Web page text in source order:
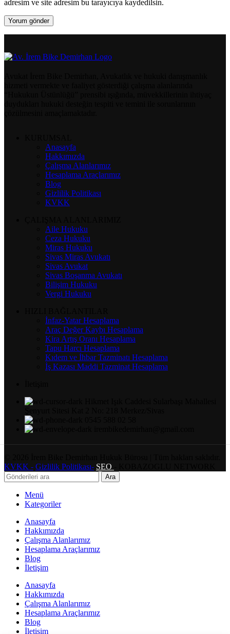
adresim ve site adresim bu tarayıcıya kaydedilsin.
Anasayfa
Hakkımızda
Çalışma Alanlarımız
Hesaplama Araçlarımız
Blog
Gizlilik Politikası
KVKK
Aile Hukuku
Ceza Hukuku
Miras Hukuku
Sivas Miras Avukatı
Sivas Avukat
Sivas Boşanma Avukatı
Bilişim Hukuku
Vergi Hukuku
İnfaz-Yatar Hesaplama
Araç Değer Kaybı Hesaplama
Kira Artış Oranı Hesaplama
Tapu Harcı Hesaplama
Kıdem ve İhbar Tazminatı Hesaplama
İş Kazası Maddi Tazminat Hesaplama
KVKK - Gizlilik Politikası- SEO
Ara
Menü
Kategoriler
Anasayfa
Hakkımızda
Çalışma Alanlarımız
Hesaplama Araçlarımız
Blog
İletişim
Anasayfa
Hakkımızda
Çalışma Alanlarımız
Hesaplama Araçlarımız
Blog
İletişim